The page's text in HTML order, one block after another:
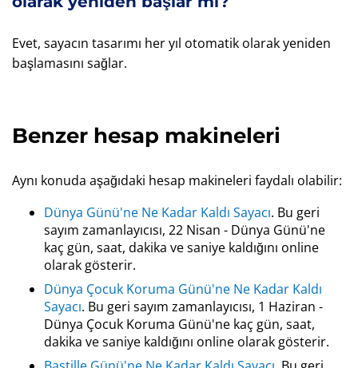
Evet, sayacın tasarımı her yıl otomatik olarak yeniden
başlamasını sağlar.
Benzer hesap makineleri
Aynı konuda aşağıdaki hesap makineleri faydalı olabilir:
Dünya Günü'ne Ne Kadar Kaldı Sayacı. Bu geri
sayım zamanlayıcısı, 22 Nisan - Dünya Günü'ne
kaç gün, saat, dakika ve saniye kaldığını online
olarak gösterir.
Dünya Çocuk Koruma Günü'ne Ne Kadar Kaldı
Sayacı. Bu geri sayım zamanlayıcısı, 1 Haziran -
Dünya Çocuk Koruma Günü'ne kaç gün, saat,
dakika ve saniye kaldığını online olarak gösterir.